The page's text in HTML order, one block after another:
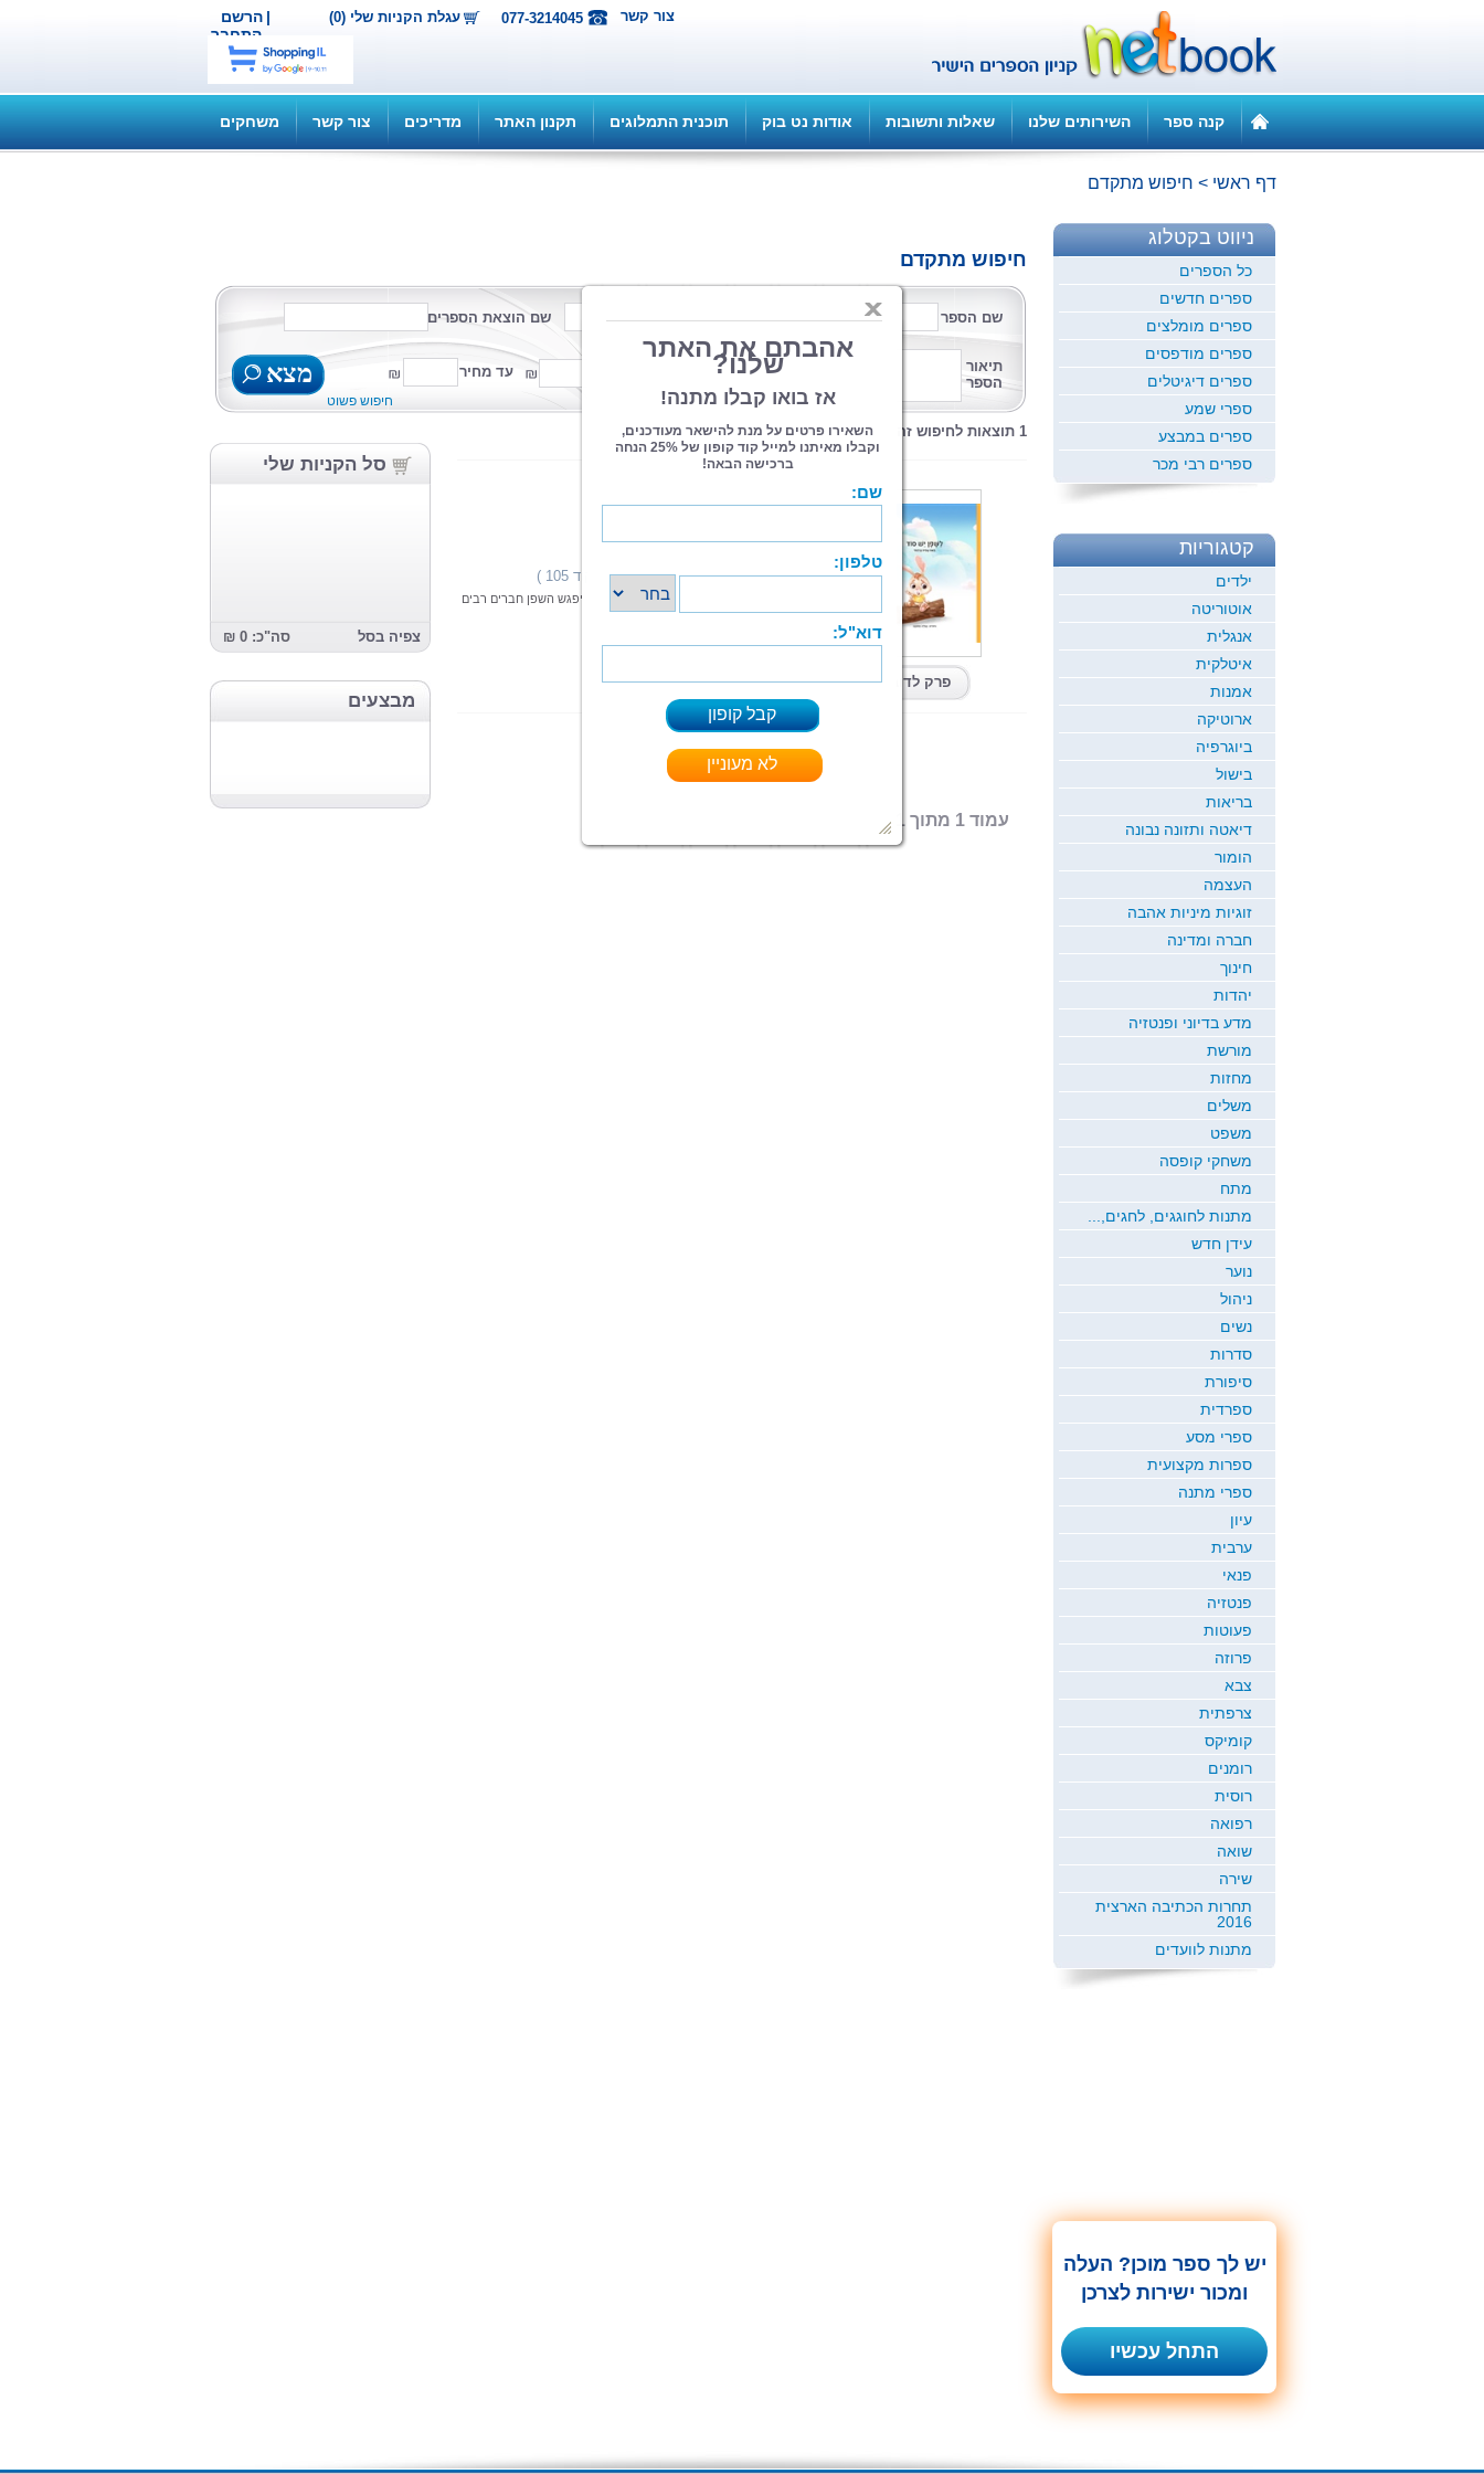
הרשם |
התחבר
עגלת הקניות שלי (0) 077-3214045 צור קשר
קנה ספר השירותים שלנו שאלות ותשובות אודות נט בוק תוכנית התמלוגים תקנון האתר מדריכים צור קשר משחקים
דף ראשי > חיפוש מתקדם
חיפוש מתקדם
שם הספר שם המחבר שם הוצאת הספרים
תיאור
הספר
עד מחיר
קטגוריה
פורמט מצא
חיפוש פשוט
סל הקניות שלי
צפיה בסל סה"כ: 0 ₪
מבצעים
1 תוצאות לחיפוש זה
פרק לדוגמא
דירוג:
(31 מדרגים,ניקוד 105 )
"לשפן יש סוד" - הוא סיפור מסע מופלא אשר בו יפגש השפן חברים רבים
מאוד וילמד מה הוא סוד. קרא עוד > > >
עמוד 1 מתוך 1
ניווט בקטלוג
כל הספרים
ספרים חדשים
ספרים מומלצים
ספרים מודפסים
ספרים דיגיטלים
ספרי שמע
ספרים במבצע
ספרים רבי מכר
קטגוריות
ילדים
אוטוריטה
אנגלית
איטלקית
אמנות
ארוטיקה
ביוגרפיה
בישול
בריאות
דיאטה ותזונה נבונה
הומור
העצמה
זוגיות מיניות אהבה
חברה ומדינה
חינוך
יהדות
מדע בדיוני ופנטזיה
מורשת
מחזות
משלים
משפט
משחקי קופסה
מתח
מתנות לחוגגים, לחגים,...
עידן חדש
נוער
ניהול
נשים
סדרות
סיפורת
ספרדית
ספרי מסע
ספרות מקצועית
ספרי מתנה
עיון
ערבית
פנאי
פנטזיה
פעוטות
פרוזה
צבא
צרפתית
קומיקס
רומנים
רוסית
רפואה
שואה
שירה
תחרות הכתיבה הארצית
2016
מתנות לוועדים
יש לך ספר מוכן? העלה
ומכור ישירות לצרכן
התחל עכשיו